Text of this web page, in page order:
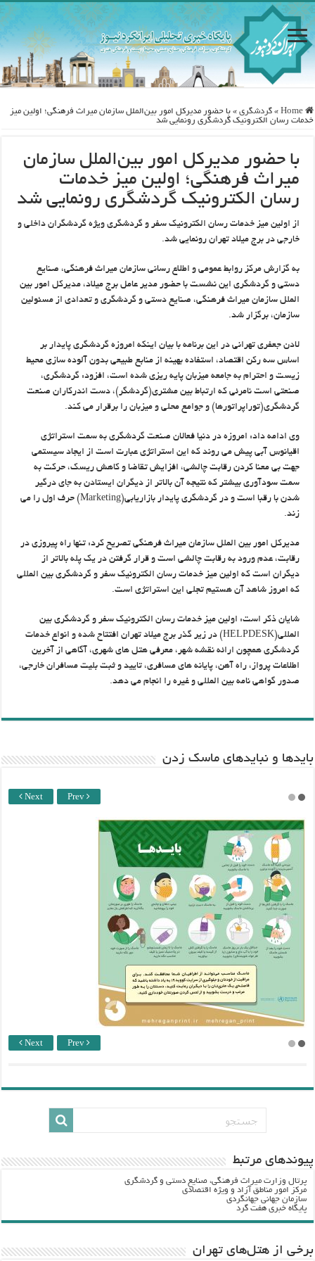
Home
» گردشگری » با حضور مدیرکل امور بین‌الملل سازمان میراث فرهنگی؛ اولین میز
خدمات رسان الکترونیک گردشگری رونمایی شد
با حضور مدیرکل امور بین‌الملل سازمان
میراث فرهنگی؛ اولین میز خدمات
رسان الکترونیک گردشگری رونمایی شد
از اولین میز خدمات رسان الکترونیک سفر و گردشگری ویژه گردشگران داخلی و
خارجی در برج میلاد تهران رونمایی شد.
به گزارش مرکز روابط عمومی و اطلاع رسانی سازمان میراث فرهنگی، صنایع
دستی و گردشگری این نشست با حضور مدیر عامل برج میلاد، مدیرکل امور بین
الملل سازمان میراث فرهنگی، صنایع دستی و گردشگری و تعدادی از مسئولین
سازمان، برگزار شد.
لادن جعفری تهرانی در این برنامه با بیان اینکه امروزه گردشگری پایدار بر
اساس سه رکن اقتصاد، استفاده بهینه از منابع طبیعی بدون آلوده سازی محیط
زیست و احترام به جامعه میزبان پایه ریزی شده است، افزود: گردشگری،
صنعتی است نامرئی که ارتباط بین مشتری(گردشگر)، دست اندرکاران صنعت
گردشگری(توراپراتورها) و جوامع محلی و میزبان را برقرار می کند.
وی ادامه داد: امروزه در دنیا فعالان صنعت گردشگری به سمت استراتژی
اقیانوس آبی پیش می روند که این استراتژی عبارت است از ایجاد سیستمی
جهت بی معنا کردن رقابت چالشی، افزایش تقاضا و کاهش ریسک، حرکت به
سمت سودآوری بیشتر که نتیجه آن بالاتر از دیگران ایستادن به جای درگیر
شدن با رقبا است و در گردشگری پایدار بازاریابی(Marketing) حرف اول را می
زند.
مدیرکل امور بین الملل سازمان میراث فرهنگی تصریح کرد: تنها راه پیروزی در
رقابت، عدم ورود به رقابت چالشی است و قرار گرفتن در یک پله بالاتر از
دیگران است که اولین میز خدمات رسان الکترونیک سفر و گردشگری بین المللی
که امروز شاهد آن هستیم تجلی این استراتژی است.
شایان ذکر است: اولین میز خدمات رسان الکترونیک سفر و گردشگری بین
المللی(HELPDESK) در زیر گذر برج میلاد تهران افتتاح شده و انواع خدمات
گردشگری همچون ارائه نقشه شهر، معرفی هتل های شهری، آگاهی از آخرین
اطلاعات پرواز، راه آهن، پایانه های مسافری، تایید و ثبت بلیت مسافران خارجی،
صدور گواهی نامه بین المللی و غیره را انجام می دهد.
باید‌ها و نبایدهای ماسک زدن
Next Prev
Next Prev
پيوندهاي مرتبط
پرتال وزارت ميراث فرهنگي، صنایع دستی و گردشگري
مرکز امور مناطق آزاد و ویژه اقتصادی
سازمان جهانی جهانگردی
پایگاه خبری هفت گرد
برخی از هتل‌های تهران